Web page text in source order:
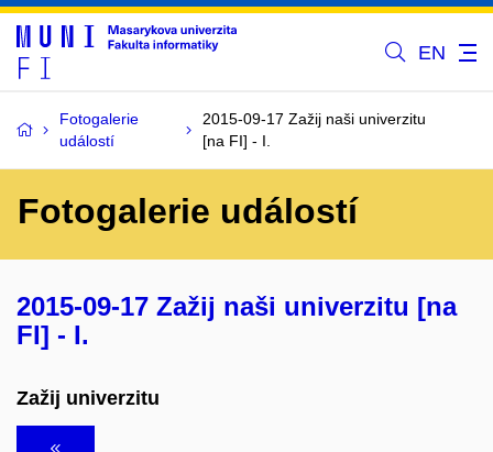
EN
Fotogalerie
událostí
2015-09-17 Zažij naši univerzitu
[na FI] - I.
Fotogalerie událostí
2015-09-17 Zažij naši univerzitu [na
FI] - I.
Zažij univerzitu